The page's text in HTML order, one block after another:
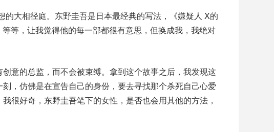
的大相径庭。东野圭吾是日本最经典的写法，《嫌疑人 X的
等，让我觉得他的每一部都很有意思，但换成我，我绝对
意的总监，而不会被束缚。拿到这个故事之后，我发现这
，仿佛是在宣告自己的身份，要去寻找那个杀死自己心爱
很好奇，东野圭吾笔下的女性，是否也会用其他的方法，